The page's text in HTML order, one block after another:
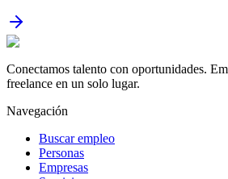
Conectamos talento con oportunidades.
freelance en un solo lugar.
Navegación
Buscar empleo
Personas
Empresas